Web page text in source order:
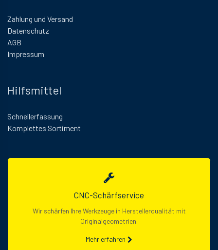
Zahlung und Versand
Datenschutz
AGB
Impressum
Hilfsmittel
Schnellerfassung
Komplettes Sortiment
CNC-Schärfservice
Wir schärfen Ihre Werkzeuge in Herstellerqualität mit
Originalgeometrien.
Mehr erfahren